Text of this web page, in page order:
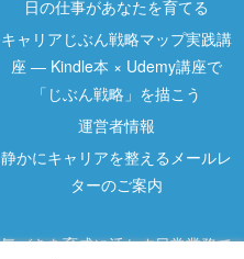
日の仕事があなたを育てる
キャリアじぶん戦略マップ実践講
座 ― Kindle本 × Udemy講座で
「じぶん戦略」を描こう
運営者情報
静かにキャリアを整えるメールレ
ターのご案内
気づきを育成に活かす日常業務で